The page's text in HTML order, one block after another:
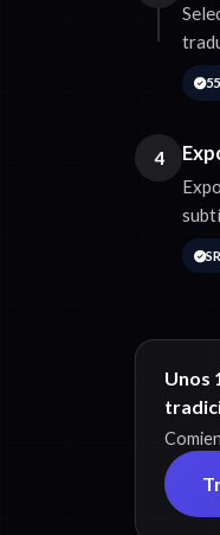
4
Unos